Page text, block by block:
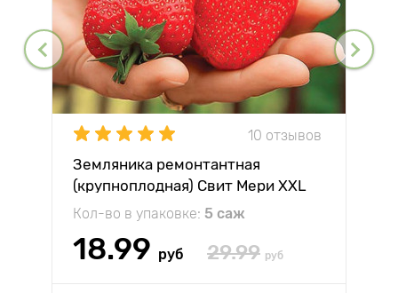
10 отзывов
Земляника ремонтантная
(крупноплодная) Свит Мери XXL
Кол-во в упаковке: 5 саж
18.99 руб 29.99 руб